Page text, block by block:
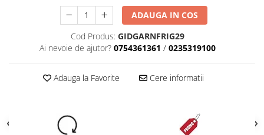
ADAUGA IN COS
Cod Produs: GIDGARNFRIG29
Ai nevoie de ajutor? 0754361361 / 0235319100
Adauga la Favorite Cere informatii